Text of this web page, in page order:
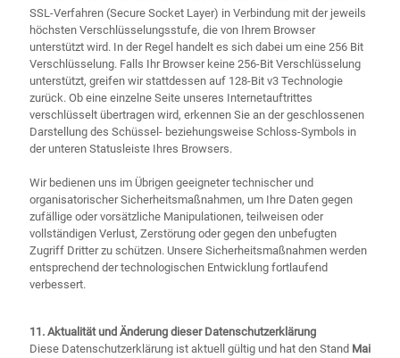
SSL-Verfahren (Secure Socket Layer) in Verbindung mit der jeweils
höchsten Verschlüsselungsstufe, die von Ihrem Browser
unterstützt wird. In der Regel handelt es sich dabei um eine 256 Bit
Verschlüsselung. Falls Ihr Browser keine 256-Bit Verschlüsselung
unterstützt, greifen wir stattdessen auf 128-Bit v3 Technologie
zurück. Ob eine einzelne Seite unseres Internetauftrittes
verschlüsselt übertragen wird, erkennen Sie an der geschlossenen
Darstellung des Schüssel- beziehungsweise Schloss-Symbols in
der unteren Statusleiste Ihres Browsers.
Wir bedienen uns im Übrigen geeigneter technischer und
organisatorischer Sicherheitsmaßnahmen, um Ihre Daten gegen
zufällige oder vorsätzliche Manipulationen, teilweisen oder
vollständigen Verlust, Zerstörung oder gegen den unbefugten
Zugriff Dritter zu schützen. Unsere Sicherheitsmaßnahmen werden
entsprechend der technologischen Entwicklung fortlaufend
verbessert.
11. Aktualität und Änderung dieser Datenschutzerklärung
Diese Datenschutzerklärung ist aktuell gültig und hat den Stand Mai